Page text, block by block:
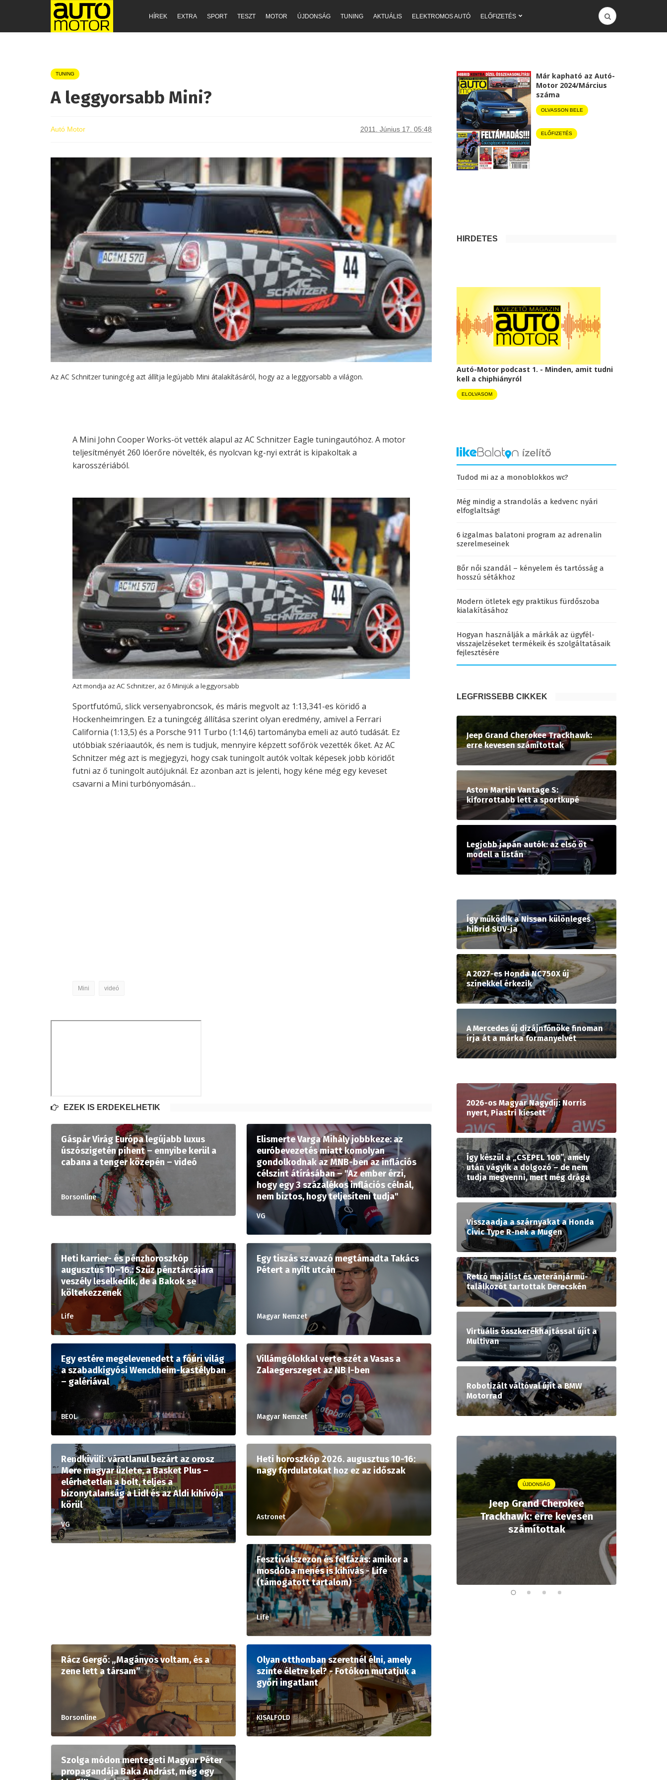
HÍREK EXTRA SPORT TESZT MOTOR ÚJDONSÁG TUNING AKTUÁLIS ELEKTROMOS AUTÓ ELŐFIZETÉS
TUNING
A leggyorsabb Mini?
Autó Motor 2011. Június 17. 05:48
Az AC Schnitzer tuningcég azt állítja legújabb Mini átalakításáról, hogy az a leggyorsabb a világon.
A Mini John Cooper Works-öt vették alapul az AC Schnitzer Eagle tuningautóhoz. A motor
teljesítményét 260 lóerőre növelték, és nyolcvan kg-nyi extrát is kipakoltak a
karosszériából.
Azt mondja az AC Schnitzer, az ő Minijük a leggyorsabb
Sportfutómű, slick versenyabroncsok, és máris megvolt az 1:13,341-es köridő a
Hockenheimringen. Ez a tuningcég állítása szerint olyan eredmény, amivel a Ferrari
California (1:13,5) és a Porsche 911 Turbo (1:14,6) tartományba emeli az autó tudását. Ez
utóbbiak szériaautók, és nem is tudjuk, mennyire képzett sofőrök vezették őket. Az AC
Schnitzer még azt is megjegyzi, hogy csak tuningolt autók voltak képesek jobb köridőt
futni az ő tuningolt autójuknál. Ez azonban azt is jelenti, hogy kéne még egy keveset
csavarni a Mini turbónyomásán…
Mini videó
EZEK IS ÉRDEKELHETIK
Gáspár Virág Európa legújabb luxus
úszószigetén pihent – ennyibe kerül a
cabana a tenger közepén – videó
Borsonline
Elismerte Varga Mihály jobbkeze: az
euróbevezetés miatt komolyan
gondolkodnak az MNB-ben az inflációs
célszint átírásában – "Az ember érzi,
hogy egy 3 százalékos inflációs célnál,
nem biztos, hogy teljesíteni tudja"
VG
Heti karrier- és pénzhoroszkóp
augusztus 10–16.: Szűz pénztárcájára
veszély leselkedik, de a Bakok se
költekezzenek
Life
Egy tiszás szavazó megtámadta Takács
Pétert a nyílt utcán
Magyar Nemzet
Egy estére megelevenedett a főúri világ
a szabadkígyósi Wenckheim-kastélyban
– galériával
BEOL
Villámgólokkal verte szét a Vasas a
Zalaegerszeget az NB I-ben
Magyar Nemzet
Rendkívüli: váratlanul bezárt az orosz
Mere magyar üzlete, a Basket Plus –
elérhetetlen a bolt, teljes a
bizonytalanság a Lidl és az Aldi kihívója
körül
VG
Heti horoszkóp 2026. augusztus 10-16:
nagy fordulatokat hoz ez az időszak
Astronet
Fesztiválszezon és felfázás: amikor a
mosdóba menés is kihívás - Life
(támogatott tartalom)
Life
Rácz Gergő: „Magányos voltam, és a
zene lett a társam”
Borsonline
Olyan otthonban szeretnél élni, amely
szinte életre kel? - Fotókon mutatjuk a
győri ingatlant
KISALFOLD
Szolga módon mentegeti Magyar Péter
propagandája Baka Andrást, még egy
Már kapható az Autó-
Motor 2024/Március
száma
OLVASSON BELE
ELŐFIZETÉS
HIRDETÉS
Autó-Motor podcast 1. - Minden, amit tudni
kell a chiphiányról
ELOLVASOM
Tudod mi az a monoblokkos wc?
Még mindig a strandolás a kedvenc nyári
elfoglaltság!
6 izgalmas balatoni program az adrenalin
szerelmeseinek
Bőr női szandál – kényelem és tartósság a
hosszú sétákhoz
Modern ötletek egy praktikus fürdőszoba
kialakításához
Hogyan használják a márkák az ügyfél-
visszajelzéseket termékeik és szolgáltatásaik
fejlesztésére
LEGFRISSEBB CIKKEK
Jeep Grand Cherokee Trackhawk:
erre kevesen számítottak
Aston Martin Vantage S:
kiforrottabb lett a sportkupé
Legjobb japán autók: az első öt
modell a listán
Így működik a Nissan különleges
hibrid SUV-ja
A 2027-es Honda NC750X új
színekkel érkezik
A Mercedes új dizájnfőnöke finoman
írja át a márka formanyelvét
2026-os Magyar Nagydíj: Norris
nyert, Piastri kiesett
Így készül a „CSEPEL 100”, amely
után vágyik a dolgozó – de nem
tudja megvenni, mert még drága
Visszaadja a szárnyakat a Honda
Civic Type R-nek a Mugen
Retró majálist és veteránjármű-
találkozót tartottak Derecskén
Virtuális összkerékhajtással újít a
Multivan
Robotizált váltóval újít a BMW
Motorrad
ÚJDONSÁG
Jeep Grand Cherokee
Trackhawk: erre kevesen
számítottak